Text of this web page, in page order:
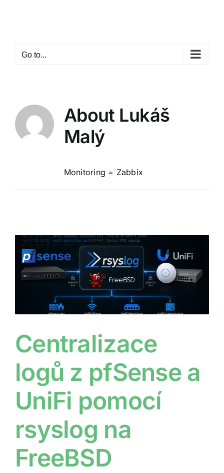
Go to...
About Lukáš
Malý
Monitoring = Zabbix
Centralizace
logů z pfSense a
UniFi pomocí
rsyslog na
FreeBSD